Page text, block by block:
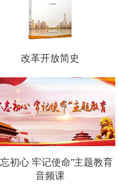
改革开放简史
初心 牢记使命”主题教育
音频课